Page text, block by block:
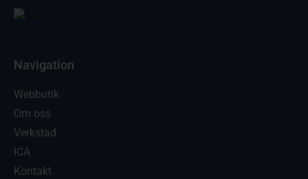
Navigation
Webbutik
Om oss
Verkstad
ICA
Kontakt